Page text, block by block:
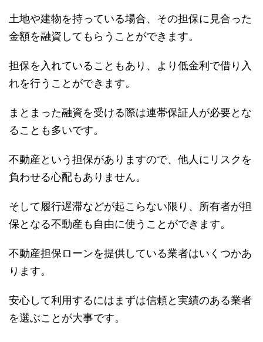
土地や建物を持っている場合、その担保に見合った
金額を融資してもらうことができます。
担保を入れていることもあり、より低金利で借り入
れを行うことができます。
まとまった融資を受ける際は連帯保証人が必要とな
ることも多いです。
不動産という担保がありますので、他人にリスクを
負わせる心配もありません。
そして履行遅滞などが起こらない限り、所有者が担
保となる不動産も自由に使うことができます。
不動産担保ローンを提供している業者はいくつかあ
ります。
安心して利用するにはまずは信頼と実績のある業者
を選ぶことが大事です。